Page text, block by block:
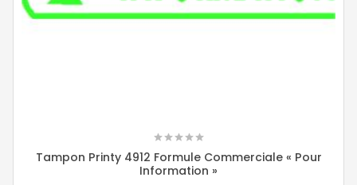
Tampon Printy 4912 Formule Commerciale « Pour
Information »